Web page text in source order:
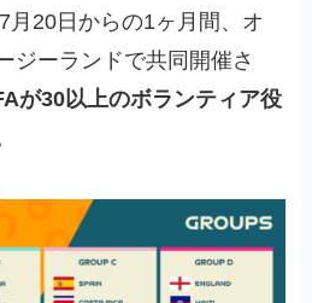
月20日からの1ヶ月間、オ
ジーランドで共同開催さ
が30以上のボランティア役